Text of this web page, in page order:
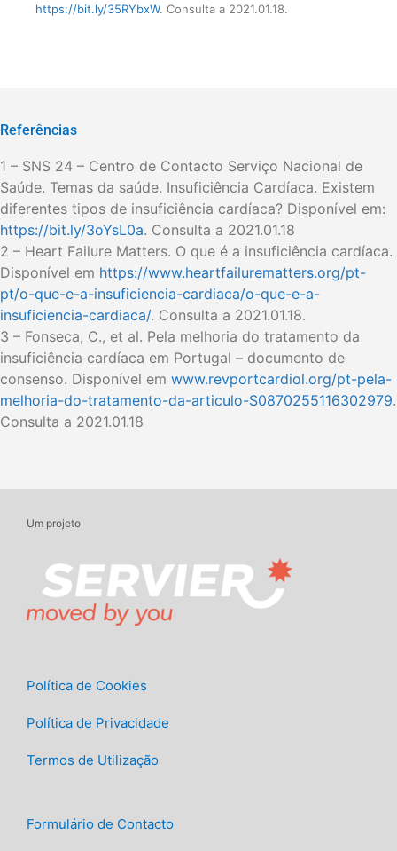
https://bit.ly/35RYbxW. Consulta a 2021.01.18.
Referências
1 – SNS 24 – Centro de Contacto Serviço Nacional de
Saúde. Temas da saúde. Insuficiência Cardíaca. Existem
diferentes tipos de insuficiência cardíaca? Disponível em:
https://bit.ly/3oYsL0a. Consulta a 2021.01.18
2 – Heart Failure Matters. O que é a insuficiência cardíaca.
Disponível em https://www.heartfailurematters.org/pt-
pt/o-que-e-a-insuficiencia-cardiaca/o-que-e-a-
insuficiencia-cardiaca/. Consulta a 2021.01.18.
3 – Fonseca, C., et al. Pela melhoria do tratamento da
insuficiência cardíaca em Portugal – documento de
consenso. Disponível em www.revportcardiol.org/pt-pela-
melhoria-do-tratamento-da-articulo-S0870255116302979.
Consulta a 2021.01.18
Um projeto
Política de Cookies
Política de Privacidade
Termos de Utilização
Formulário de Contacto